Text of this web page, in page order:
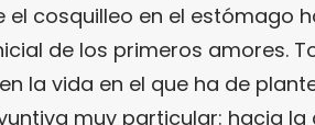
el cosquilleo en el estómago
de los primeros amores.
la vida en el que ha de
muy particular: hacia